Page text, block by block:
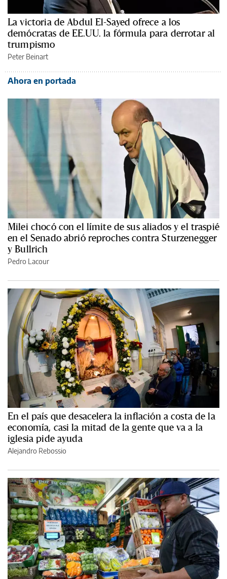
La victoria de Abdul El-Sayed ofrece a los
demócratas de EE.UU. la fórmula para derrotar al
trumpismo
Peter Beinart
Ahora en portada
Milei chocó con el límite de sus aliados y el traspié
en el Senado abrió reproches contra Sturzenegger
y Bullrich
Pedro Lacour
En el país que desacelera la inflación a costa de la
economía, casi la mitad de la gente que va a la
iglesia pide ayuda
Alejandro Rebossio